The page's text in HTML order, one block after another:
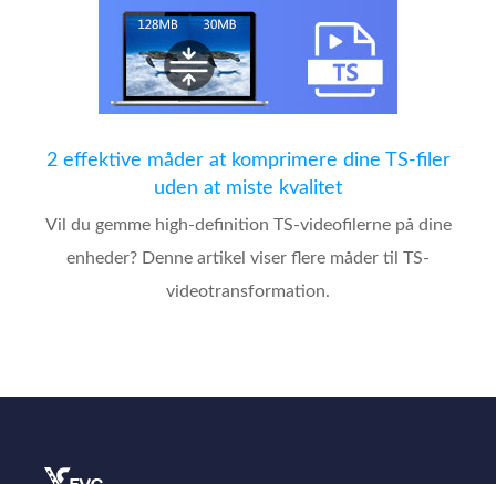
2 effektive måder at komprimere dine TS-filer
uden at miste kvalitet
Vil du gemme high-definition TS-videofilerne på dine
enheder? Denne artikel viser flere måder til TS-
videotransformation.